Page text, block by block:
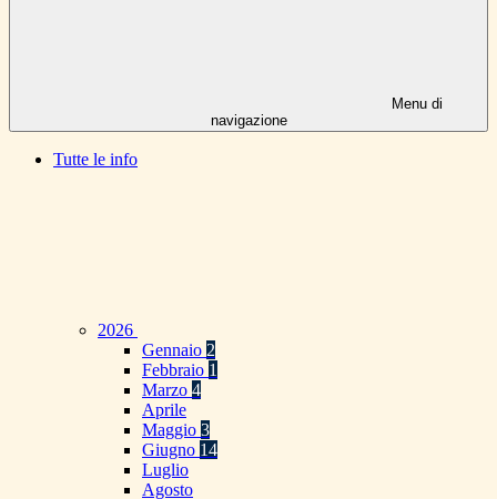
Menu di
navigazione
Tutte le info
2026
Gennaio 2
Febbraio 1
Marzo 4
Aprile
Maggio 3
Giugno 14
Luglio
Agosto